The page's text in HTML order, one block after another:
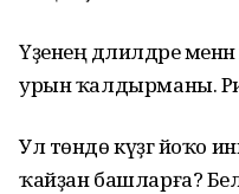
Үҙенең дәлилдәре
урын ҡалдырманы.
Ул төндө күҙгә йоҡо
ҡайҙан башларға?